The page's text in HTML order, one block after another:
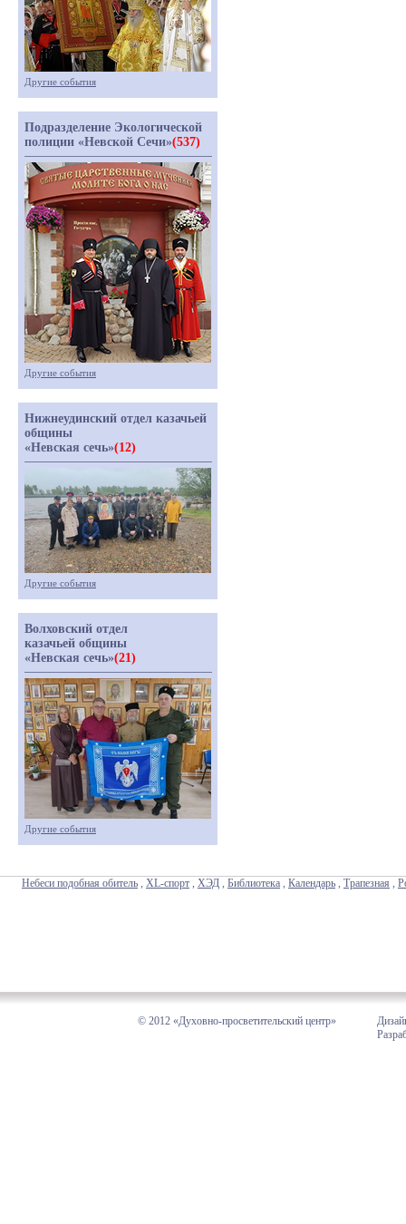
Другие события
Подразделение Экологической
полиции «Невской Сечи»(537)
Другие события
Нижнеудинский отдел казачьей
общины
«Невская сечь»(12)
Другие события
Волховский отдел
казачьей общины
«Невская сечь»(21)
Другие события
Небеси подобная обитель , XL-спорт , ХЭД , Библиотека , Календарь , Трапезная ,
© 2012 «Духовно-просветительский центр»